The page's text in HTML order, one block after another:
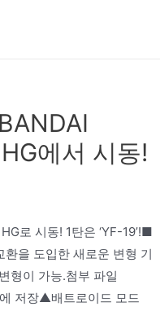
에서 시동!
로 시동! 1탄은 ‘YF-19’!■
환을 도입한 새로운 변형 기
형이 가능.첨부 파일
저장▲배트로이드 모드